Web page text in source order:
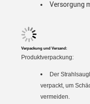
Versorgung
Verpackung und Versand:
Produktverpackung:
Der
verpackt, um
vermeiden.